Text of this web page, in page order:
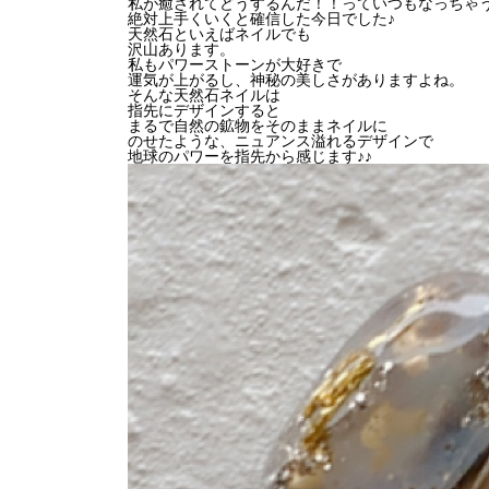
私が癒されてどうするんだ！！っていつもなっちゃ
絶対上手くいくと確信した今日でした♪
天然石といえばネイルでも
沢山あります。
私もパワーストーンが大好きで
運気が上がるし、神秘の美しさがありますよね。
そんな天然石ネイルは
指先にデザインすると
まるで自然の鉱物をそのままネイルに
のせたような、ニュアンス溢れるデザインで
地球のパワーを指先から感じます♪♪